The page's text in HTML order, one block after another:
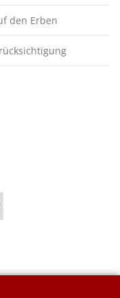
den Erben